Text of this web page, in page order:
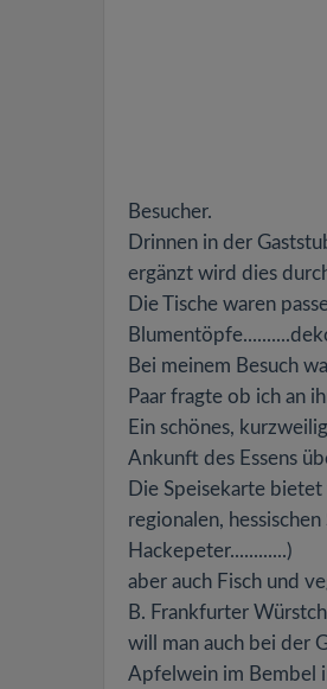
Besucher.
Drinnen in der
ergänzt wird dies
Die Tische waren
Bei meinem Besuch
Paar fragte ob ich an
Ein schönes,
Ankunft des Essens
Die Speisekarte
regionalen,
Hackepeter............)
aber auch Fisch und
B. Frankfurter
will man auch bei der
Apfelwein im Bembel